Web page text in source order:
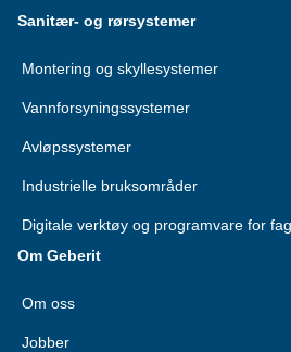
Sanitær- og rørsystemer
Montering og skyllesystemer
Vannforsyningssystemer
Avløpssystemer
Industrielle bruksområder
Digitale verktøy og programvare for
Om Geberit
Om oss
Jobber